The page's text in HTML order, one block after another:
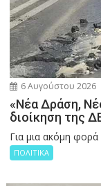
6 Αυγούστου 2026
«Νέα Δράση,
διοίκηση της
Για μια ακόμη φορά
ΠΟΛΙΤΙΚΑ